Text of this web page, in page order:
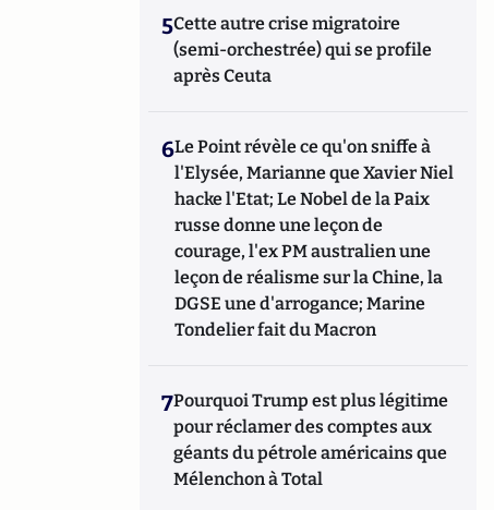
5Cette autre crise migratoire
(semi-orchestrée) qui se profile
après Ceuta
6Le Point révèle ce qu'on sniffe à
l'Elysée, Marianne que Xavier Niel
hacke l'Etat; Le Nobel de la Paix
russe donne une leçon de
courage, l'ex PM australien une
leçon de réalisme sur la Chine, la
DGSE une d'arrogance; Marine
Tondelier fait du Macron
7Pourquoi Trump est plus légitime
pour réclamer des comptes aux
géants du pétrole américains que
Mélenchon à Total